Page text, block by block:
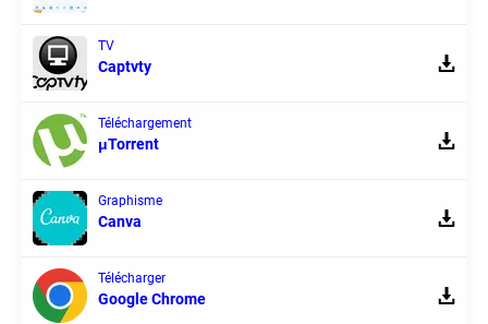
TV
Captvty
Téléchargement
μTorrent
Graphisme
Canva
Télécharger
Google Chrome